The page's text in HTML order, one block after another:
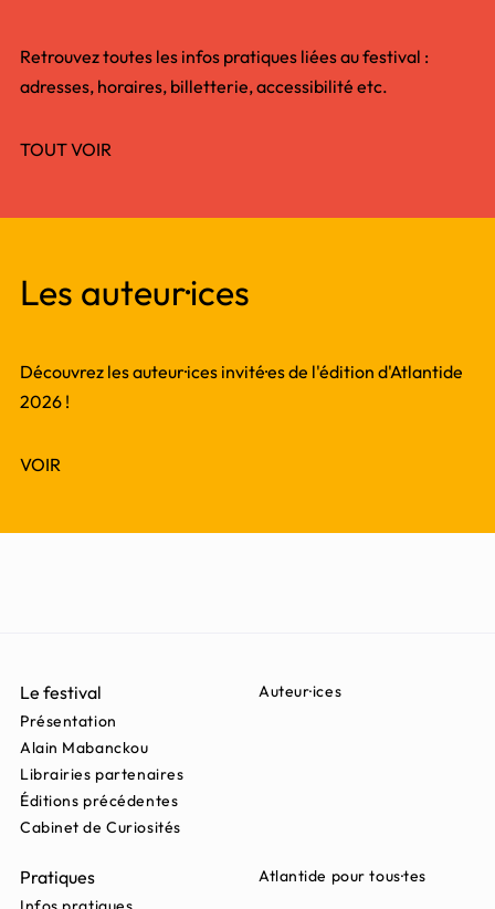
Retrouvez toutes les infos pratiques liées au festival :
adresses, horaires, billetterie, accessibilité etc.
TOUT VOIR
Les auteur·ices
Découvrez les auteur·ices invité·es de l'édition d'Atlantide
2026 !
VOIR
Le festival
Présentation
Alain Mabanckou
Librairies partenaires
Éditions précédentes
Cabinet de Curiosités
Auteur·ices
Pratiques Atlantide pour tous·tes